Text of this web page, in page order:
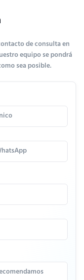
de consulta en
equipo se pondrá
sea posible.